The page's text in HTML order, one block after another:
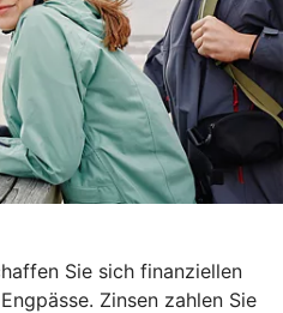
Sie sich finanziellen
Zinsen zahlen Sie